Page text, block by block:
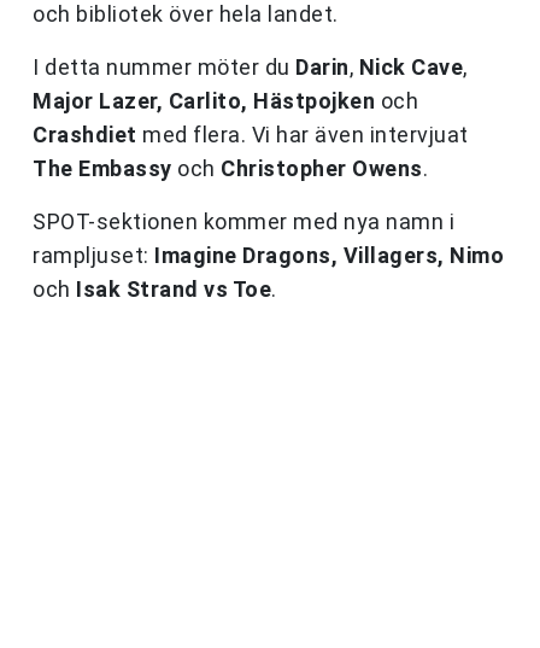
och bibliotek över hela landet.
I detta nummer möter du Darin, Nick Cave,
Major Lazer, Carlito, Hästpojken och
Crashdiet med flera. Vi har även intervjuat
The Embassy och Christopher Owens.
SPOT-sektionen kommer med nya namn i
rampljuset: Imagine Dragons, Villagers, Nimo
och Isak Strand vs Toe.